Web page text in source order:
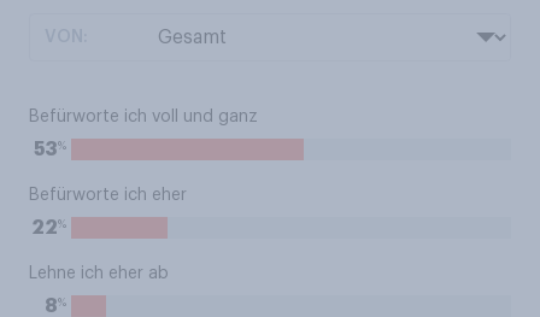
Befürworte ich voll und ganz
53%
Befürworte ich eher
22%
Lehne ich eher ab
8%